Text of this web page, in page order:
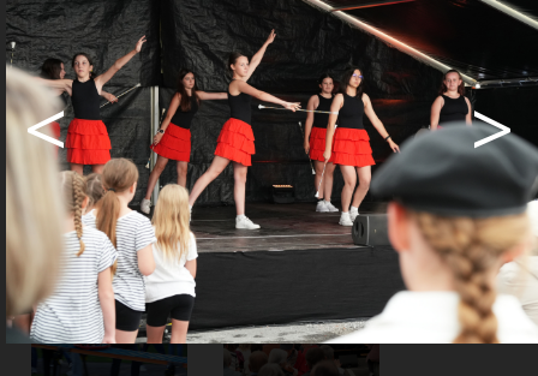
bald die Vorbereitungen für das
kommende Jahr starten.
Text und Bilder: zvg
www.kornhausfest.ch
Share
Share
< >